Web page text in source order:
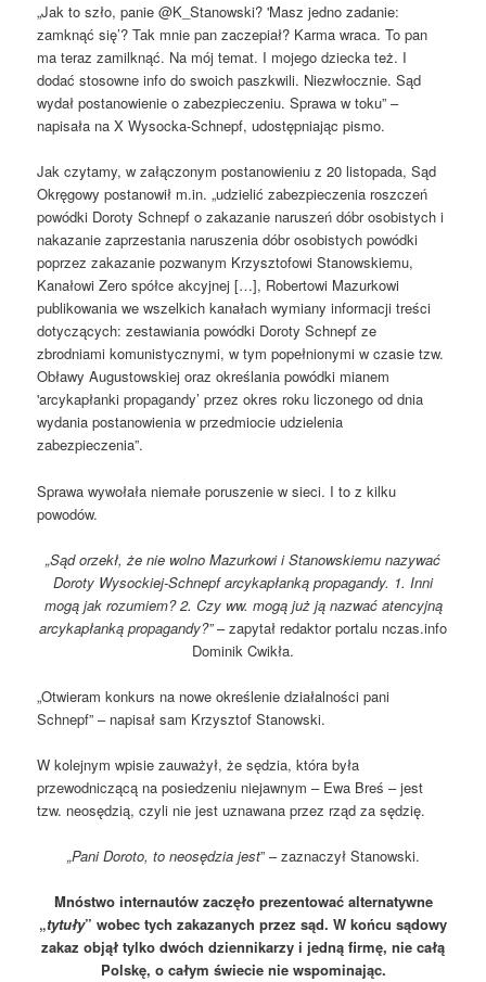
„Jak to szło, panie @K_Stanowski? 'Masz jedno zadanie:
zamknąć się’? Tak mnie pan zaczepiał? Karma wraca. To pan
ma teraz zamilknąć. Na mój temat. I mojego dziecka też. I
dodać stosowne info do swoich paszkwili. Niezwłocznie. Sąd
wydał postanowienie o zabezpieczeniu. Sprawa w toku” –
napisała na X Wysocka-Schnepf, udostępniając pismo.
Jak czytamy, w załączonym postanowieniu z 20 listopada, Sąd
Okręgowy postanowił m.in. „udzielić zabezpieczenia roszczeń
powódki Doroty Schnepf o zakazanie naruszeń dóbr osobistych i
nakazanie zaprzestania naruszenia dóbr osobistych powódki
poprzez zakazanie pozwanym Krzysztofowi Stanowskiemu,
Kanałowi Zero spółce akcyjnej […], Robertowi Mazurkowi
publikowania we wszelkich kanałach wymiany informacji treści
dotyczących: zestawiania powódki Doroty Schnepf ze
zbrodniami komunistycznymi, w tym popełnionymi w czasie tzw.
Obławy Augustowskiej oraz określania powódki mianem
'arcykapłanki propagandy’ przez okres roku liczonego od dnia
wydania postanowienia w przedmiocie udzielenia
zabezpieczenia”.
Sprawa wywołała niemałe poruszenie w sieci. I to z kilku
powodów.
„Sąd orzekł, że nie wolno Mazurkowi i Stanowskiemu nazywać
Doroty Wysockiej-Schnepf arcykapłanką propagandy. 1. Inni
mogą jak rozumiem? 2. Czy ww. mogą już ją nazwać atencyjną
arcykapłanką propagandy?”– zapytał redaktor portalu nczas.info
Dominik Cwikła.
„Otwieram konkurs na nowe określenie działalności pani
Schnepf” – napisał sam Krzysztof Stanowski.
W kolejnym wpisie zauważył, że sędzia, która była
przewodniczącą na posiedzeniu niejawnym – Ewa Breś – jest
tzw. neosędzią, czyli nie jest uznawana przez rząd za sędzię.
„Pani Doroto, to neosędzia jest” – zaznaczył Stanowski.
Mnóstwo internautów zaczęło prezentować alternatywne
„tytuły” wobec tych zakazanych przez sąd. W końcu sądowy
zakaz objął tylko dwóch dziennikarzy i jedną firmę, nie całą
Polskę, o całym świecie nie wspominając.